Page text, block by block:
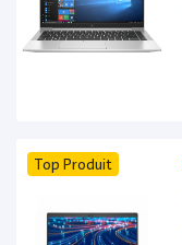
Top Produit